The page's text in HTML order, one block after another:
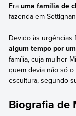
Era uma família de
fazenda em
Devido às urgências
algum tempo por
família, cuja mulher
quem devia não só o
escultura, segundo
Biografia de